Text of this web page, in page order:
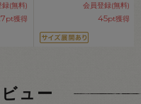
録(無料)
pt獲得
会員登録(無料)
45pt獲得
ュー